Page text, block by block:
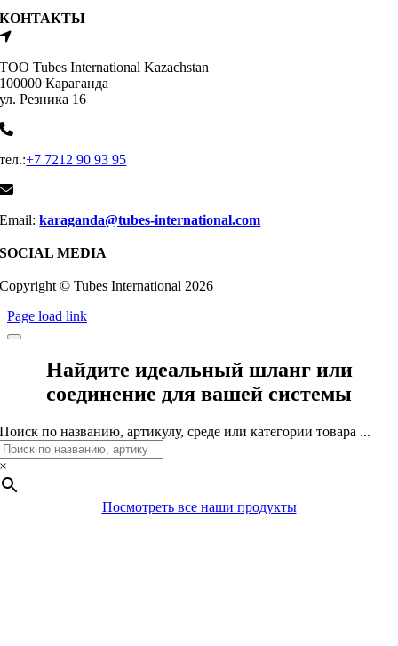
КОНТАКТЫ
ТОО Tubes International Kazachstan
100000 Караганда
ул. Резника 16
тел.:+7 7212 90 93 95
Email:karaganda@tubes-international.com
SOCIAL MEDIA
Copyright © Tubes International 2026
Page load link
Найдите идеальный шланг или
соединение для вашей системы
Поиск по названию, артикулу, среде или категории товара ...
×
Посмотреть все наши продукты